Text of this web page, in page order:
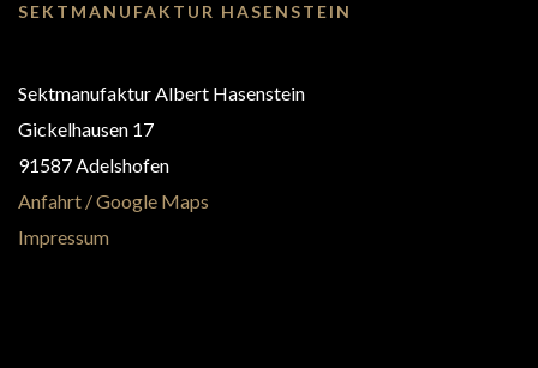
SEKTMANUFAKTUR HASENSTEIN
Sektmanufaktur Albert Hasenstein
Gickelhausen 17
91587 Adelshofen
Anfahrt / Google Maps
Impressum